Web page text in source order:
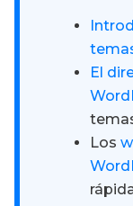
El
Los